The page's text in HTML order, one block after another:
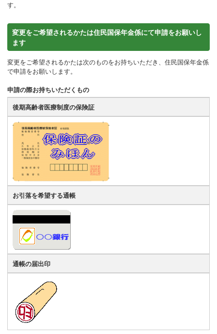
す。
変更をご希望されるかたは住民国保年金係にて申請をお願いし
ます
変更をご希望されるかたは次のものをお持ちいただき、住民国保年金係
で申請をお願いします。
申請の際お持ちいただくもの
後期高齢者医療制度の保険証
お引落を希望する通帳
通帳の届出印